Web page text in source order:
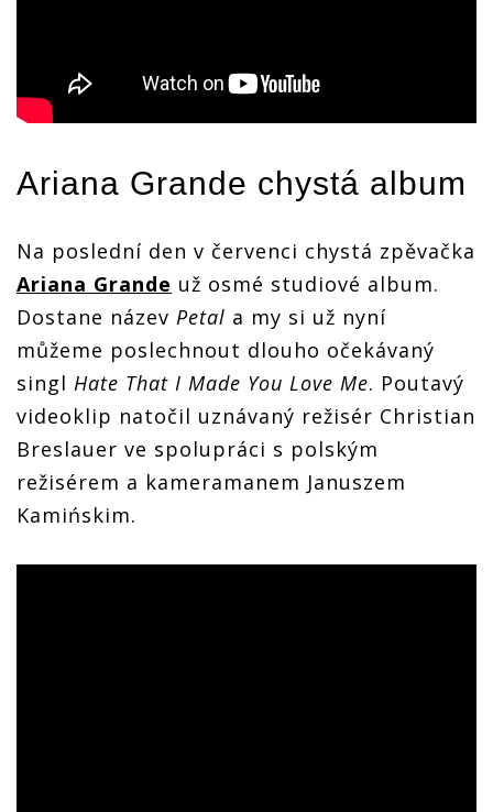
Ariana Grande chystá album
Na poslední den v červenci chystá zpěvačka
Ariana Grande už osmé studiové album.
Dostane název Petal a my si už nyní
můžeme poslechnout dlouho očekávaný
singl Hate That I Made You Love Me. Poutavý
videoklip natočil uznávaný režisér Christian
Breslauer ve spolupráci s polským
režisérem a kameramanem Januszem
Kamińskim.